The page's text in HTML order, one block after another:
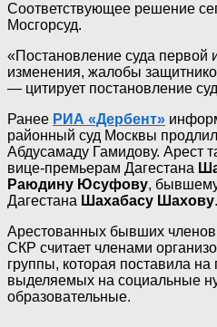
Соответствующее решение
Мосгорсуд.
«Постановление суда первой
изменения, жалобы
— цитирует постановление
Ранее РИА «Дербент»
районный суд Москвы
Абдусамаду Гамидову. Арест
вице-премьерам Дагестана
Раюдину Юсуфову,
Дагестана Шахабасу Шахову.
Арестованных бывших членов
СКР считает членами
группы, которая поставила на
выделяемых на социальные
образовательные.